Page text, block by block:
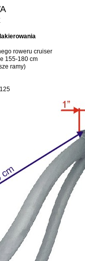
roweru cruiser
155-180 cm
ramy)